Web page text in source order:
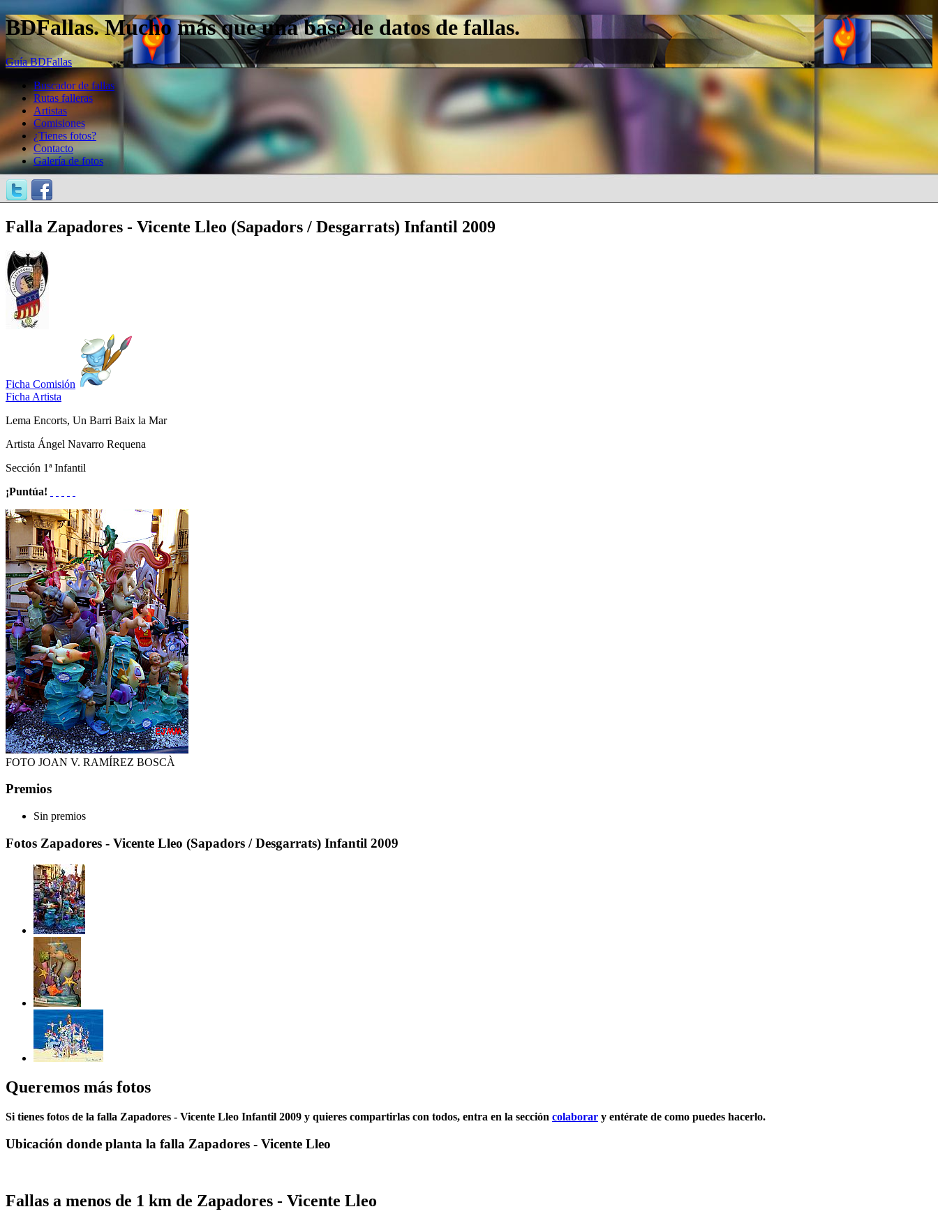
BDFallas. Mucho más que una base de datos de fallas.
Guía BDFallas
Buscador de fallas
Rutas falleras
Artistas
Comisiones
¿Tienes fotos?
Contacto
Galería de fotos
Falla Zapadores - Vicente Lleo (Sapadors / Desgarrats) Infantil 2009
Ficha Comisión
Ficha Artista
Lema Encorts, Un Barri Baix la Mar
Artista Ángel Navarro Requena
Sección 1ª Infantil
¡Puntúa!
FOTO JOAN V. RAMÍREZ BOSCÀ
Premios
Sin premios
Fotos Zapadores - Vicente Lleo (Sapadors / Desgarrats) Infantil 2009
Queremos más fotos
Si tienes fotos de la falla Zapadores - Vicente Lleo Infantil 2009 y quieres compartirlas con todos, entra en la sección colaborar y entérate de como puedes hacerlo.
Ubicación donde planta la falla Zapadores - Vicente Lleo
Fallas a menos de 1 km de Zapadores - Vicente Lleo